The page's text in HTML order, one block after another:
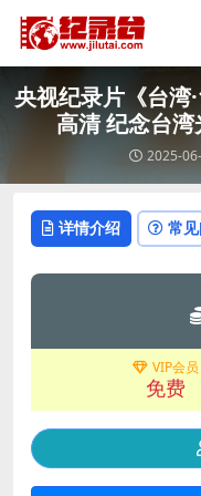
央视纪录片《台湾
高清 纪念台
2025-
详情介绍 常
VIP会员
免费